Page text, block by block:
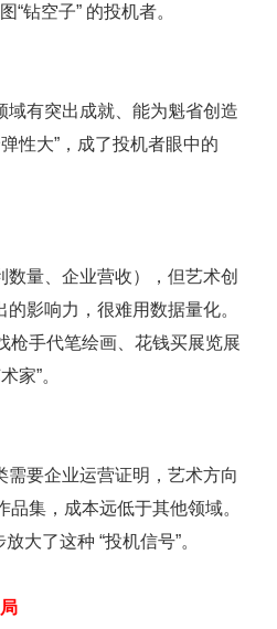
钻空子” 的投机者。
域有突出成就、能为魁省创造
性大”，成了投机者眼中的
量、企业营收），但艺术创
影响力，很难用数据量化。
手代笔绘画、花钱买展览展
家”。
要企业运营证明，艺术方向
品集，成本远低于其他领域。
大了这种 “投机信号”。